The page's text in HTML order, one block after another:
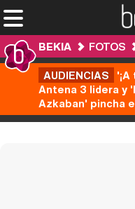
BEKIA FOTOS
AUDIENCIAS
Antena 3 lidera y
Azkaban' pincha